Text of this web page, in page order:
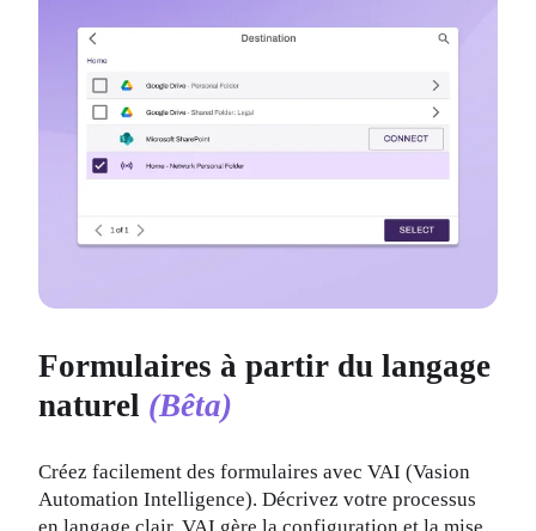
Formulaires à partir du langage
naturel (Bêta)
Créez facilement des formulaires avec VAI (Vasion
Automation Intelligence). Décrivez votre processus